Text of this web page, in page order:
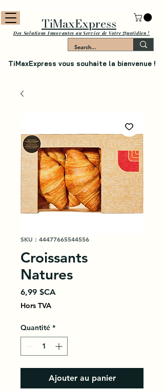
TiMaxExpress vous souhaite la bienvenue !
Des Solutions Innovantes au Service de Votre Quotidien !
TiMaxExpress
SKU : 44477665544556
Croissants
Natures
6,99 $CA
Hors TVA
Quantité *
Ajouter au panier